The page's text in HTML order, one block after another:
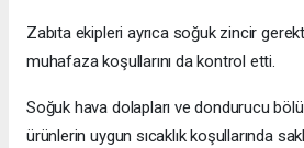
Zabıta ekipleri ayrıca soğuk zincir
muhafaza koşullarını da kontrol etti.
Soğuk hava dolapları ve dondurucu
ürünlerin uygun sıcaklık koşullarında